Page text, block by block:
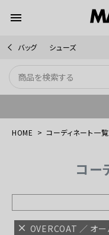
menu
バッグ シューズ
HOME コーディネート一覧
コー
OVERCOAT ／ オー